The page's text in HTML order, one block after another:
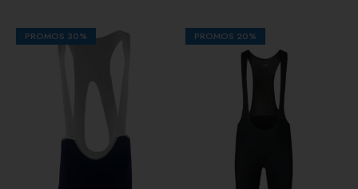
PROMOS 30% PROMOS 20%